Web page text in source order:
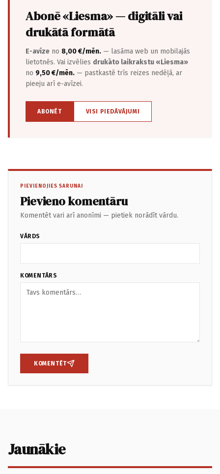
Abonē «Liesma» — digitāli vai
drukātā formātā
E-avīze no 8,00 €/mēn. — lasāma web un mobilajās
lietotnēs. Vai izvēlies drukāto laikrakstu «Liesma»
no 9,50 €/mēn. — pastkastē trīs reizes nedēļā, ar
pieeju arī e-avīzei.
ABONĒT VISI PIEDĀVĀJUMI
PIEVIENOJIES SARUNAI
Pievieno komentāru
Komentēt vari arī anonīmi — pietiek norādīt vārdu.
VĀRDS
KOMENTĀRS
KOMENTĒT
Jaunākie